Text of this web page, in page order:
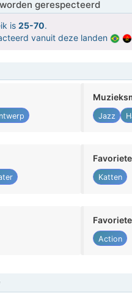
gerespecteerd
is 25-70.
vanuit deze landen
Jazz
Katten
Action